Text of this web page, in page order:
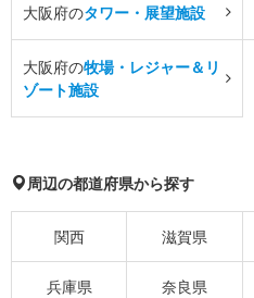
大阪府のタワー・展望施設
大阪府の牧場・レジャー＆リ
ゾート施設
周辺の都道府県から探す
関西 滋賀県
兵庫県 奈良県